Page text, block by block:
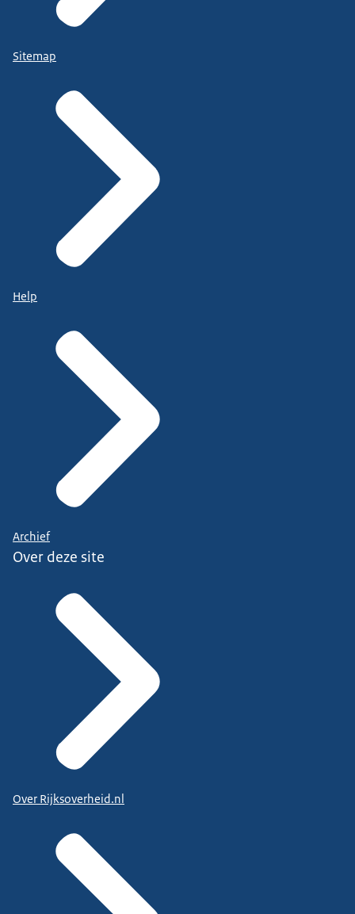
Sitemap
Help
Archief
Over deze site
Over Rijksoverheid.nl